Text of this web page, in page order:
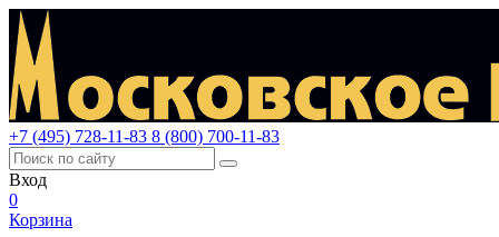
+7 (495) 728-11-83 8 (800) 700-11-83
Вход
0
Корзина